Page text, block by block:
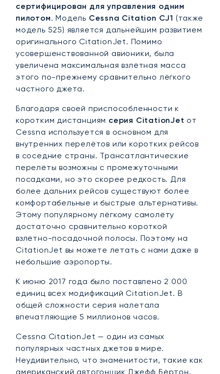
сертифицирован для управления одним
пилотом. Модель Cessna Citation CJ1 (также
модель 525) является дальнейшим развитием
оригинального CitationJet. Помимо
усовершенствованной авионики, была
увеличена максимальная взлётная масса
этого по-прежнему сравнительно лёгкого
частного джета.
Благодаря своей приспособленности к
коротким дистанциям серия CitationJet от
Cessna используется в основном для
внутренних перелётов или коротких рейсов
в соседние страны. Трансатлантические
перелёты возможны с промежуточными
посадками, но это скорее редкость. Для
более дальних рейсов существуют более
комфортабельные и быстрые альтернативы.
Этому популярному лёгкому самолёту
достаточно сравнительно короткой
взлётно-посадочной полосы. Поэтому на
CitationJet вы можете летать с нами даже в
небольшие аэропорты.
К июню 2017 года было поставлено 2 000
единиц всех модификаций CitationJet. В
общей сложности серия налетала
впечатляющие 5 миллионов часов.
Cessna CitationJet — один из самых
популярных частных джетов в мире.
Неудивительно, что знаменитости, такие как
американский автогонщик Джефф Бёртон,